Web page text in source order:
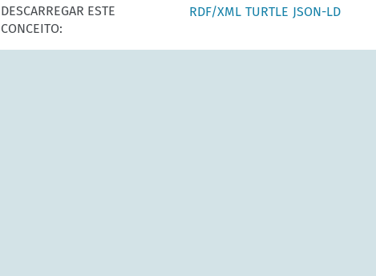
DESCARREGAR ESTE
CONCEITO:
RDF/XML TURTLE JSON-LD